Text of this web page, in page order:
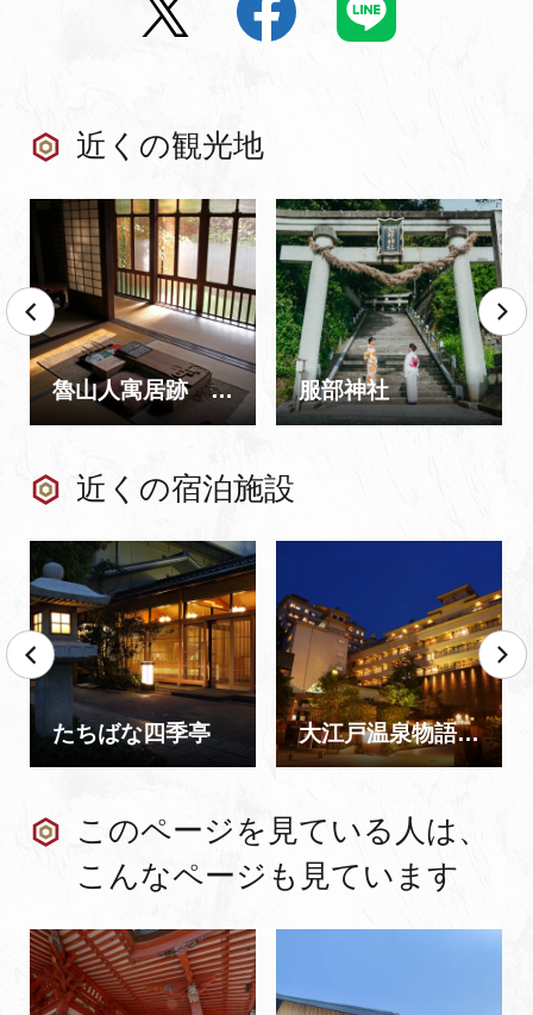
近くの観光地
魯山人寓居跡 いろは草庵 服部神社
近くの宿泊施設
たちばな四季亭 大江戸温泉物語 Premium 山下家
このページを見ている人は、
こんなページも見ています